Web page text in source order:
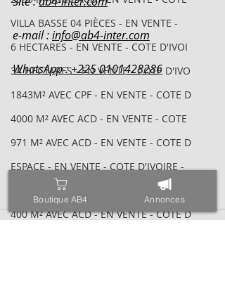
VILLA BASSE 04 PIÈCES - EN VENTE -
6 HECTARES - EN VENTE - COTE D'IVOI
34 HECTARES - EN VENTE - COTE D'IVO
1843M² AVEC CPF - EN VENTE - COTE D
4000 M² AVEC ACD - EN VENTE - COTE
971 M² AVEC ACD - EN VENTE - COTE D
ESPACE - EN VENTE - COTE D'IVOIRE -
TRIPLEX SUR 600 M² - EN VENTE - COT
400 M² AVEC ACD - EN VENTE - COTE D
e-mail : info@ab4-inter.com
WhatsApp : +225 0101428286
Boutique AB4 Annonces